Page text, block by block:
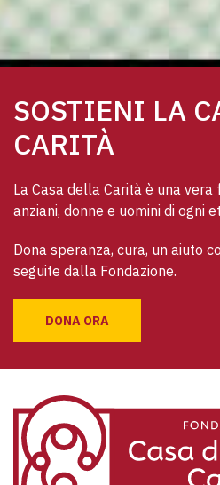
SOSTIENI LA
CARITÀ
La Casa della Carità è una
anziani, donne e uomini di ogni
Dona speranza, cura, un aiuto
seguite dalla Fondazione.
DONA ORA